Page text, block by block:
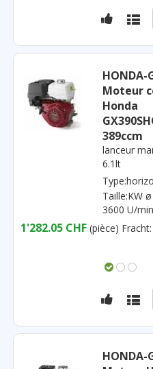
HONDA-
Moteur
Honda
389ccm
lanceur
6.1lt
Taille:KW
3600 U/min
1'282.05 CHF (pièce)
HONDA-